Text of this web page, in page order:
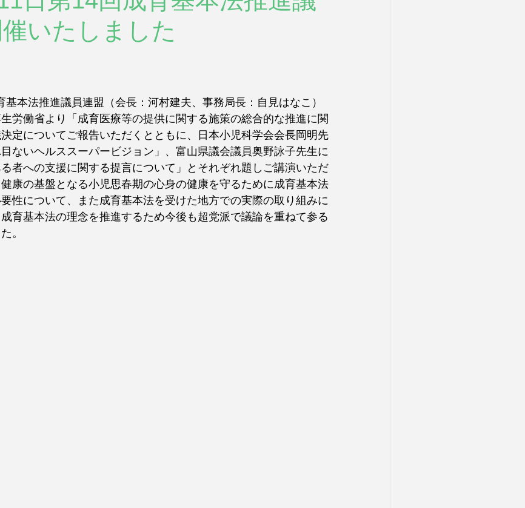
いたしました
本法推進議員連盟（会長：河村建夫、事務局長：自見はなこ）
労働省より「成育医療等の提供に関する施策の総合的な推進に関
定についてご報告いただくとともに、日本小児科学会会長岡明先
ないヘルススーパービジョン」、富山県議会議員奥野詠子先生に
る者への支援に関する提言について」とそれぞれ題しご講演いただ
康の基盤となる小児思春期の心身の健康を守るために成育基本法
性について、また成育基本法を受けた地方での実際の取り組みに
育基本法の理念を推進するため今後も超党派で議論を重ねて参る
。